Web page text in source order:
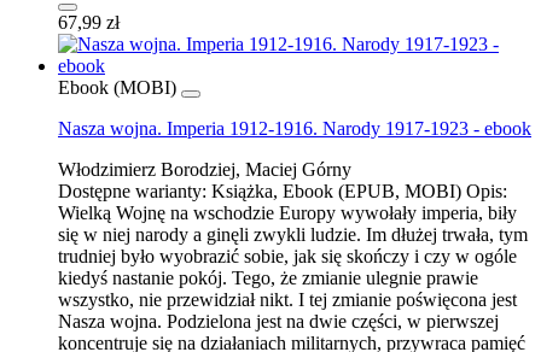
67,99 zł
Ebook (MOBI)
Nasza wojna. Imperia 1912-1916. Narody 1917-1923 - ebook
Włodzimierz Borodziej, Maciej Górny
Dostępne warianty: Książka, Ebook (EPUB, MOBI) Opis:
Wielką Wojnę na wschodzie Europy wywołały imperia, biły
się w niej narody a ginęli zwykli ludzie. Im dłużej trwała, tym
trudniej było wyobrazić sobie, jak się skończy i czy w ogóle
kiedyś nastanie pokój. Tego, że zmianie ulegnie prawie
wszystko, nie przewidział nikt. I tej zmianie poświęcona jest
Nasza wojna. Podzielona jest na dwie części, w pierwszej
koncentruje się na działaniach militarnych, przywraca pamięć